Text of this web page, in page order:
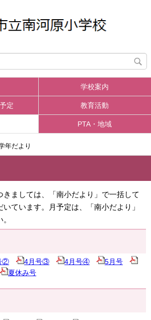
学校案内
定 教育活動
PTA・地域
年だより
きましては、「南小だより」で一括して
ています。月予定は、「南小だより」
② 4月号③ 4月号④
5月号
夏休み号